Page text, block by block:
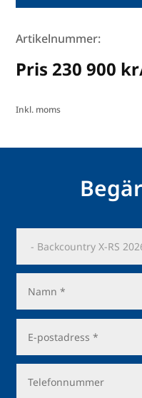
Artikelnummer:
Pris 230 900
Inkl. moms